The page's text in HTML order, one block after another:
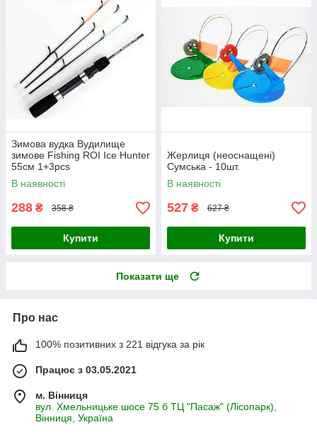
Зимова вудка Вудилище
зимове Fishing ROI Ice Hunter
55см 1+3pcs
В наявності
288 ₴ 358 ₴
Купити
Жерлиця (неоснащені)
Сумська - 10шт.
В наявності
527 ₴ 627 ₴
Купити
Показати ще
Про нас
100% позитивних з 221 відгука за рік
Працює з 03.05.2021
м. Вінниця
вул. Хмельницьке шосе 75 б ТЦ "Пасаж" (Лісопарк),
Вінниця, Україна